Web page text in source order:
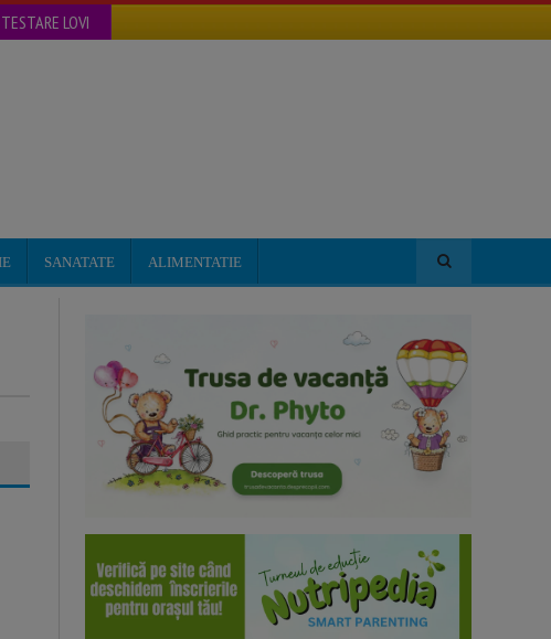
TESTARE LOVI
SANATATE ALIMENTATIE